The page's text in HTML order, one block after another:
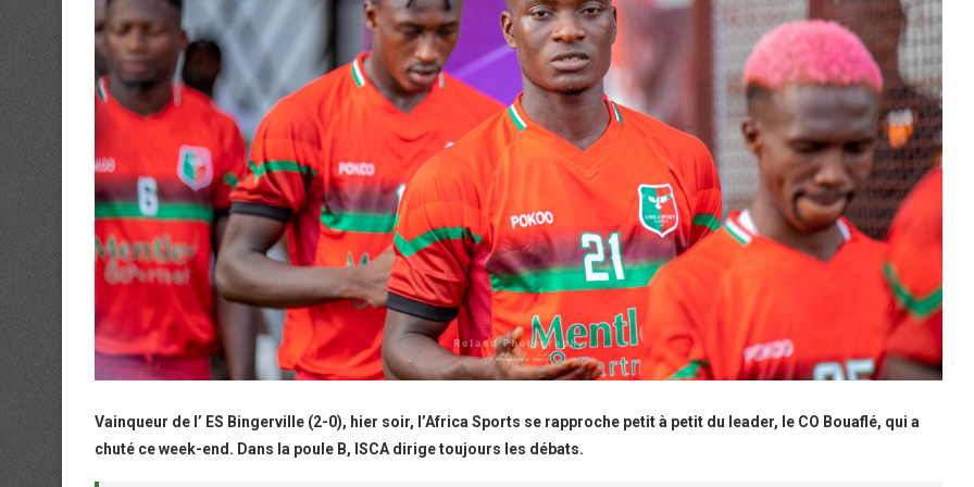
Vainqueur de l’ ES Bingerville (2-0), hier soir, l’Africa Sports se rapproche petit à petit du leader, le CO Bouaflé, qui a
chuté ce week-end. Dans la poule B, ISCA dirige toujours les débats.